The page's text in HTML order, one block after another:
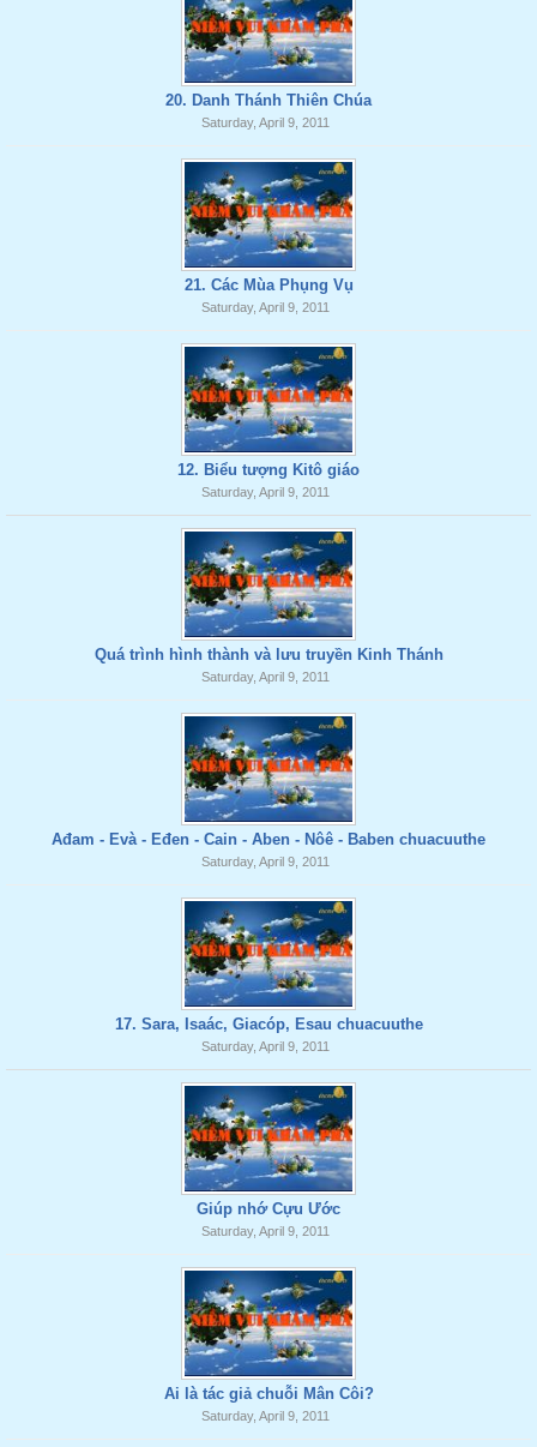
20. Danh Thánh Thiên Chúa
Saturday, April 9, 2011
21. Các Mùa Phụng Vụ
Saturday, April 9, 2011
12. Biểu tượng Kitô giáo
Saturday, April 9, 2011
Quá trình hình thành và lưu truyền Kinh Thánh
Saturday, April 9, 2011
Ađam - Evà - Eđen - Cain - Aben - Nôê - Baben chuacuuthe
Saturday, April 9, 2011
17. Sara, Isaác, Giacóp, Esau chuacuuthe
Saturday, April 9, 2011
Giúp nhớ Cựu Ước
Saturday, April 9, 2011
Ai là tác giả chuỗi Mân Côi?
Saturday, April 9, 2011